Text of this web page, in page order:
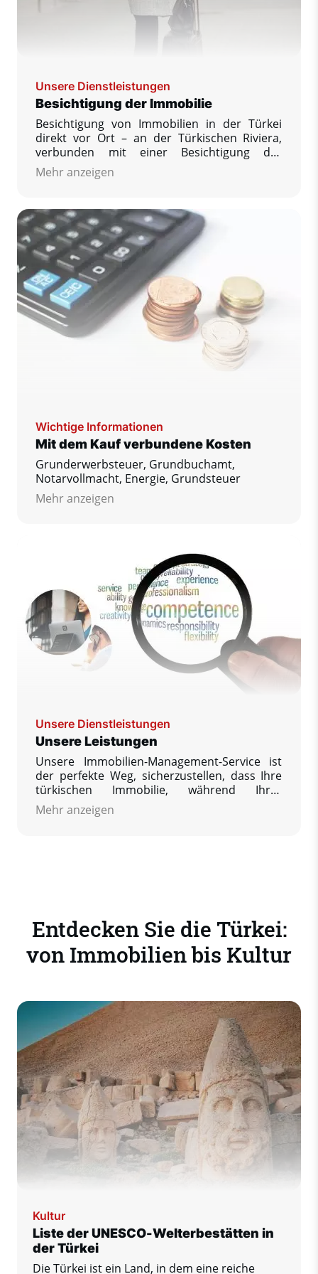
Unsere Dienstleistungen
Besichtigung der Immobilie
Besichtigung von Immobilien in der Türkei
direkt vor Ort – an der Türkischen Riviera,
verbunden mit einer Besichtigung der
jeweiligen Immobilie mit der Möglichkeit, eine
größere Anzahl angebotener Immobilien zu
Fragen zu beantworten, die Sie interessieren,
und die Reservierung zu sichern Ihre
Traumimmobilie.
Mehr anzeigen
Wichtige Informationen
Mit dem Kauf verbundene Kosten
Grunderwerbsteuer, Grundbuchamt,
Notarvollmacht, Energie, Grundsteuer
Mehr anzeigen
Unsere Dienstleistungen
Unsere Leistungen
Unsere Immobilien-Management-Service ist
der perfekte Weg, sicherzustellen, dass Ihre
türkischen Immobilie, während Ihrer
Abwesenheit gehegt und gepflegt wird.
Unsere Firmenphilosophie besagt, dass wir
Mehr anzeigen
Entdecken Sie die Türkei:
von Immobilien bis Kultur
Kultur
Liste der UNESCO-Welterbestätten in
der Türkei
Die Türkei ist ein Land, in dem eine reiche